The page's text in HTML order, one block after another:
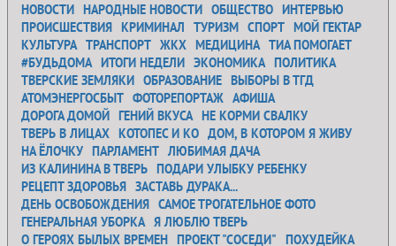
НОВОСТИ НАРОДНЫЕ НОВОСТИ ОБЩЕСТВО ИНТЕРВЬЮ
ПРОИСШЕСТВИЯ КРИМИНАЛ ТУРИЗМ СПОРТ МОЙ ГЕКТАР
КУЛЬТУРА ТРАНСПОРТ ЖКХ МЕДИЦИНА ТИА ПОМОГАЕТ
#БУДЬДОМА ИТОГИ НЕДЕЛИ ЭКОНОМИКА ПОЛИТИКА
ТВЕРСКИЕ ЗЕМЛЯКИ ОБРАЗОВАНИЕ ВЫБОРЫ В ТГД
АТОМЭНЕРГОСБЫТ ФОТОРЕПОРТАЖ АФИША
ДОРОГА ДОМОЙ ГЕНИЙ ВКУСА НЕ КОРМИ СВАЛКУ
ТВЕРЬ В ЛИЦАХ КОТОПЕС И КО ДОМ, В КОТОРОМ Я ЖИВУ
НА ЁЛОЧКУ ПАРЛАМЕНТ ЛЮБИМАЯ ДАЧА
ИЗ КАЛИНИНА В ТВЕРЬ ПОДАРИ УЛЫБКУ РЕБЕНКУ
РЕЦЕПТ ЗДОРОВЬЯ ЗАСТАВЬ ДУРАКА...
ДЕНЬ ОСВОБОЖДЕНИЯ САМОЕ ТРОГАТЕЛЬНОЕ ФОТО
ГЕНЕРАЛЬНАЯ УБОРКА Я ЛЮБЛЮ ТВЕРЬ
О ГЕРОЯХ БЫЛЫХ ВРЕМЕН ПРОЕКТ "СОСЕДИ"
ПОХУДЕЙКА